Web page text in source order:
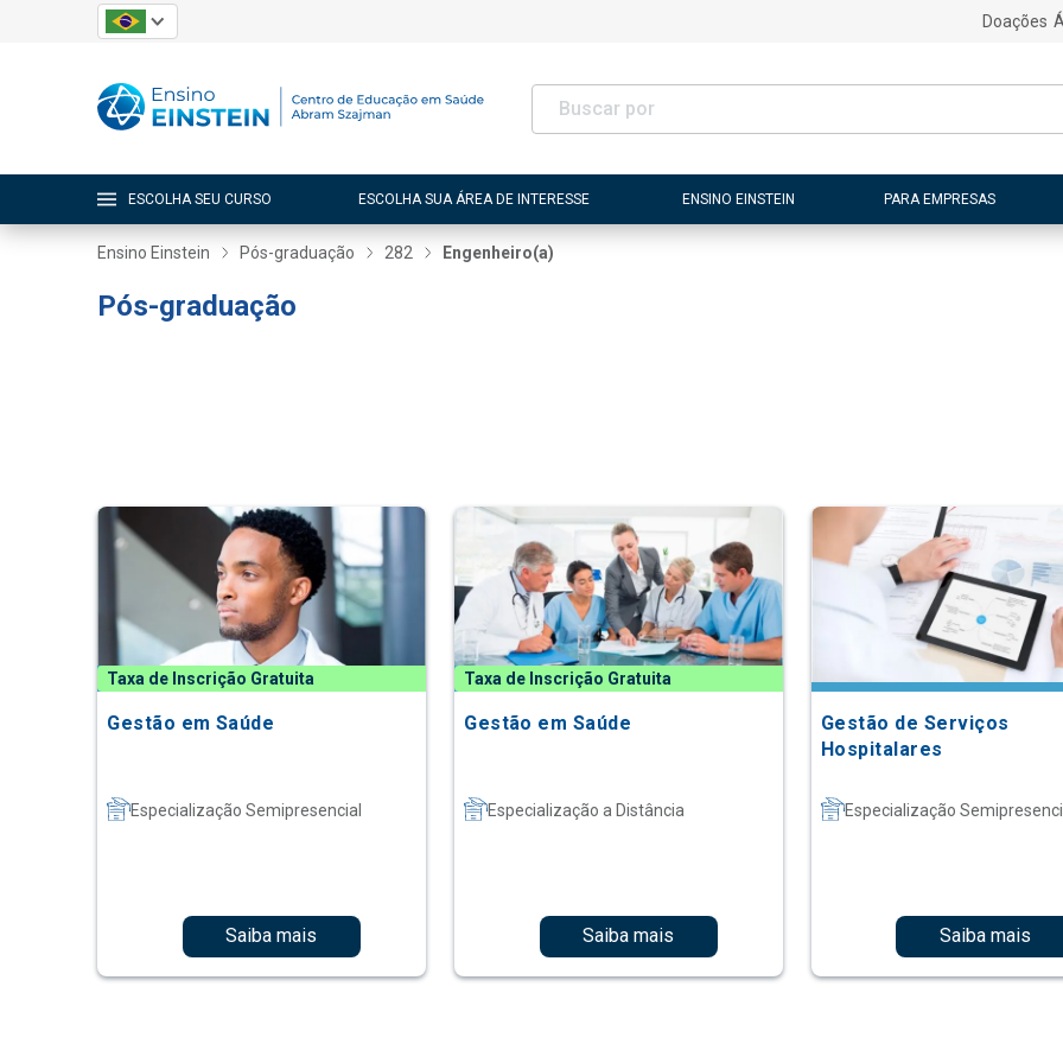
Doações
ESCOLHA SEU CURSO ESCOLHA SUA ÁREA DE INTERESSE ENSINO EINSTEIN PARA EMPRESAS
Ensino Einstein Pós-graduação 282 Engenheiro(a)
Pós-graduação
Taxa de Inscrição Gratuita
Gestão em Saúde
Especialização Semipresencial
Saiba mais
Taxa de Inscrição Gratuita
Gestão em Saúde
Especialização a Distância
Saiba mais
Gestão de Serviços
Hospitalares
Especialização
Saiba mais